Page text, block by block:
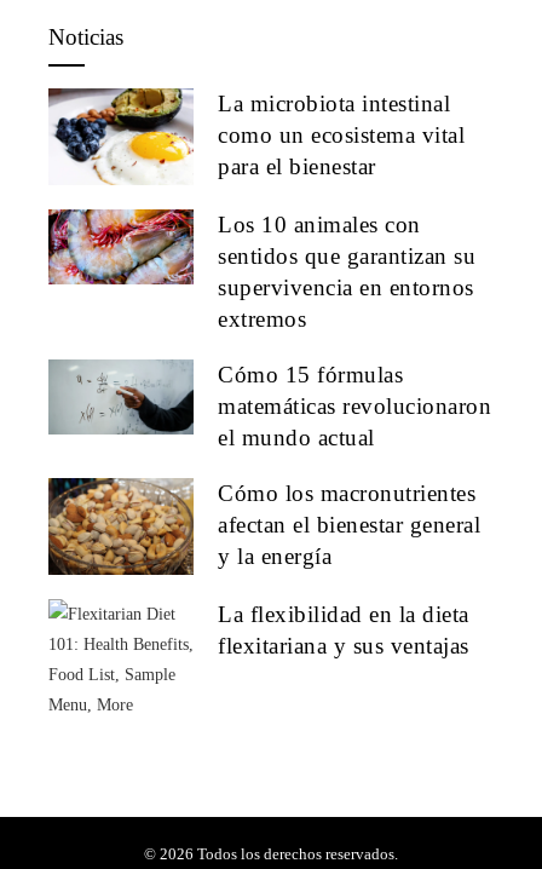
Noticias
La microbiota intestinal
como un ecosistema vital
para el bienestar
Los 10 animales con
sentidos que garantizan su
supervivencia en entornos
extremos
Cómo 15 fórmulas
matemáticas revolucionaron
el mundo actual
Cómo los macronutrientes
afectan el bienestar general
y la energía
La flexibilidad en la dieta
flexitariana y sus ventajas
© 2026 Todos los derechos reservados.